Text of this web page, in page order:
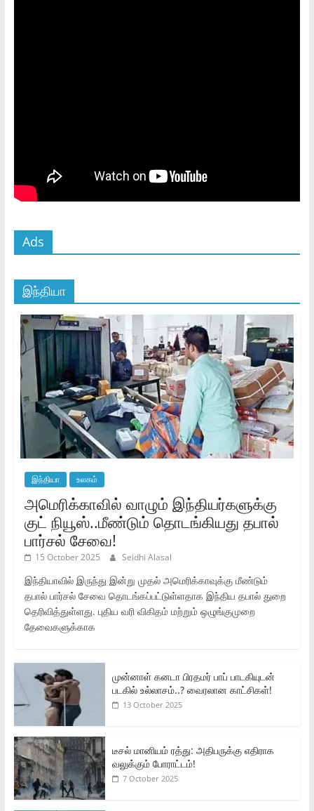
Ads
இந்தியா
இந்தியா உலகம்
அமெரிக்காவில் வாழும் இந்தியர்களுக்கு
குட் நியூஸ்..மீண்டும் தொடங்கியது தபால்
பார்சல் சேவை!
15 October 2025 Seidhi Alasal
இந்தியாவில் இருந்து இன்று முதல் அமெரிக்காவுக்கு மீண்டும்
தபால் பார்சல் சேவை தொடங்கப்பட்டுள்ளதாக இந்திய தபால் துறை
தெரிவித்துள்ளது. புதிய வரி விகிதம் மற்றும் ஒழுங்குமுறை
தேவைகளுக்காக
முன்னாள் கனடா பிரதமர் பாப் பாடகியுடன்
படகில் உல்லாசம்..? வைரலான காட்சிகள்!
13 October 2025
டீசல் மானியம் ரத்து: அதிபருக்கு எதிராக
வலுக்கும் போராட்டம்!
7 October 2025